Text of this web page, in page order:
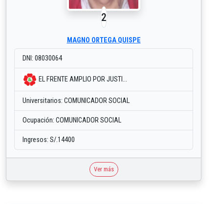
2
MAGNO ORTEGA QUISPE
DNI: 08030064
EL FRENTE AMPLIO POR JUSTI...
Universitarios: COMUNICADOR SOCIAL
Ocupación: COMUNICADOR SOCIAL
Ingresos: S/.14400
Ver más